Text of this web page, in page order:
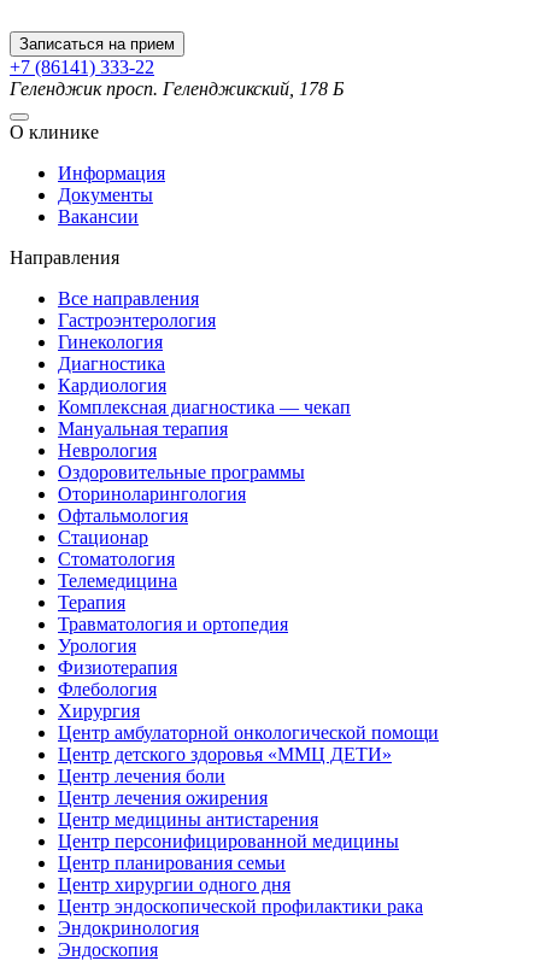
Записаться на прием
+7 (86141) 333-22
Геленджикпросп. Геленджикский, 178 Б
О клинике
Информация
Документы
Вакансии
Направления
Все направления
Гастроэнтерология
Гинекология
Диагностика
Кардиология
Комплексная диагностика — чекап
Мануальная терапия
Неврология
Оздоровительные программы
Оториноларингология
Офтальмология
Стационар
Стоматология
Телемедицина
Терапия
Травматология и ортопедия
Урология
Физиотерапия
Флебология
Хирургия
Центр амбулаторной онкологической помощи
Центр детского здоровья «ММЦ ДЕТИ»
Центр лечения боли
Центр лечения ожирения
Центр медицины антистарения
Центр персонифицированной медицины
Центр планирования семьи
Центр хирургии одного дня
Центр эндоскопической профилактики рака
Эндокринология
Эндоскопия